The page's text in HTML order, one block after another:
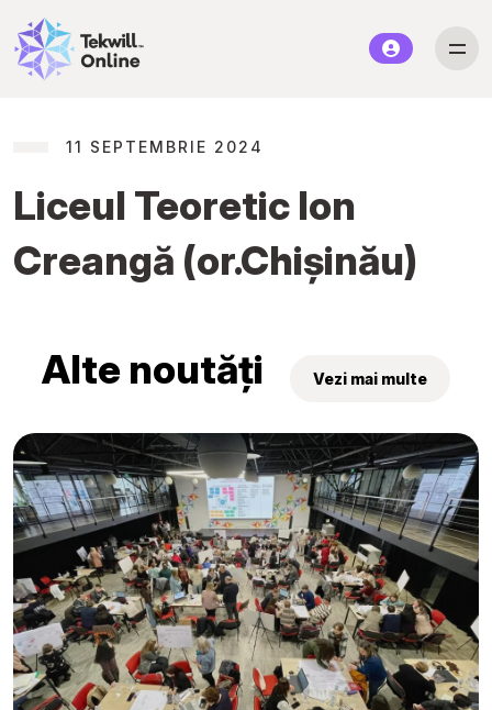
11 SEPTEMBRIE 2024
Liceul Teoretic Ion
Creangă (or.Chișinău)
Alte noutăți Vezi mai multe